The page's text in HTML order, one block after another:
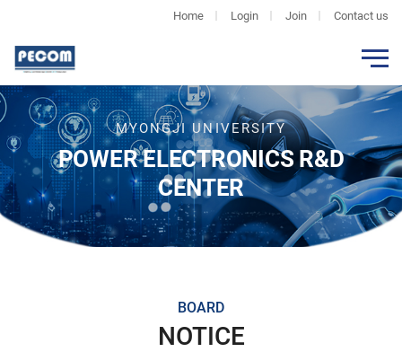
Home Login Join Contact us
MYONGJI UNIVERSITY
POWER ELECTRONICS R&D
CENTER
BOARD
NOTICE